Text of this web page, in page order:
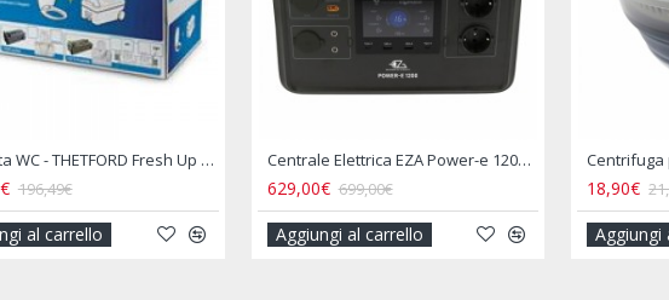
Centrale Elettrica EZA Power-e 1200 Watt
629,00€
Aggiungi al carrello
Centrifuga per Insalata Retrattile Salvaspazio Camper
18,90€
Aggiungi al carrello